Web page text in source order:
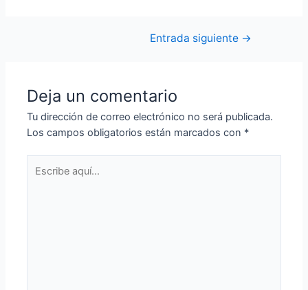
Entrada siguiente →
Deja un comentario
Tu dirección de correo electrónico no será publicada.
Los campos obligatorios están marcados con *
aquí...